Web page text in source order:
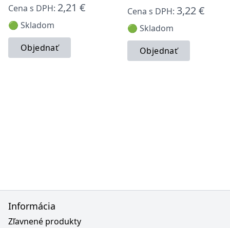
Cena s DPH: 2,21 €
🟢 Skladom
Objednať
Cena s DPH: 3,22 €
🟢 Skladom
Objednať
Informácia
Zľavnené produkty